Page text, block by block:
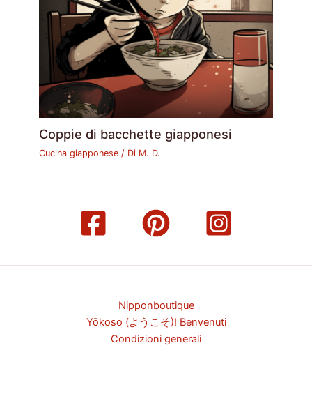
Coppie di bacchette giapponesi
Cucina giapponese / Di M. D.
Nipponboutique
Yōkoso (ようこそ)! Benvenuti
Condizioni generali